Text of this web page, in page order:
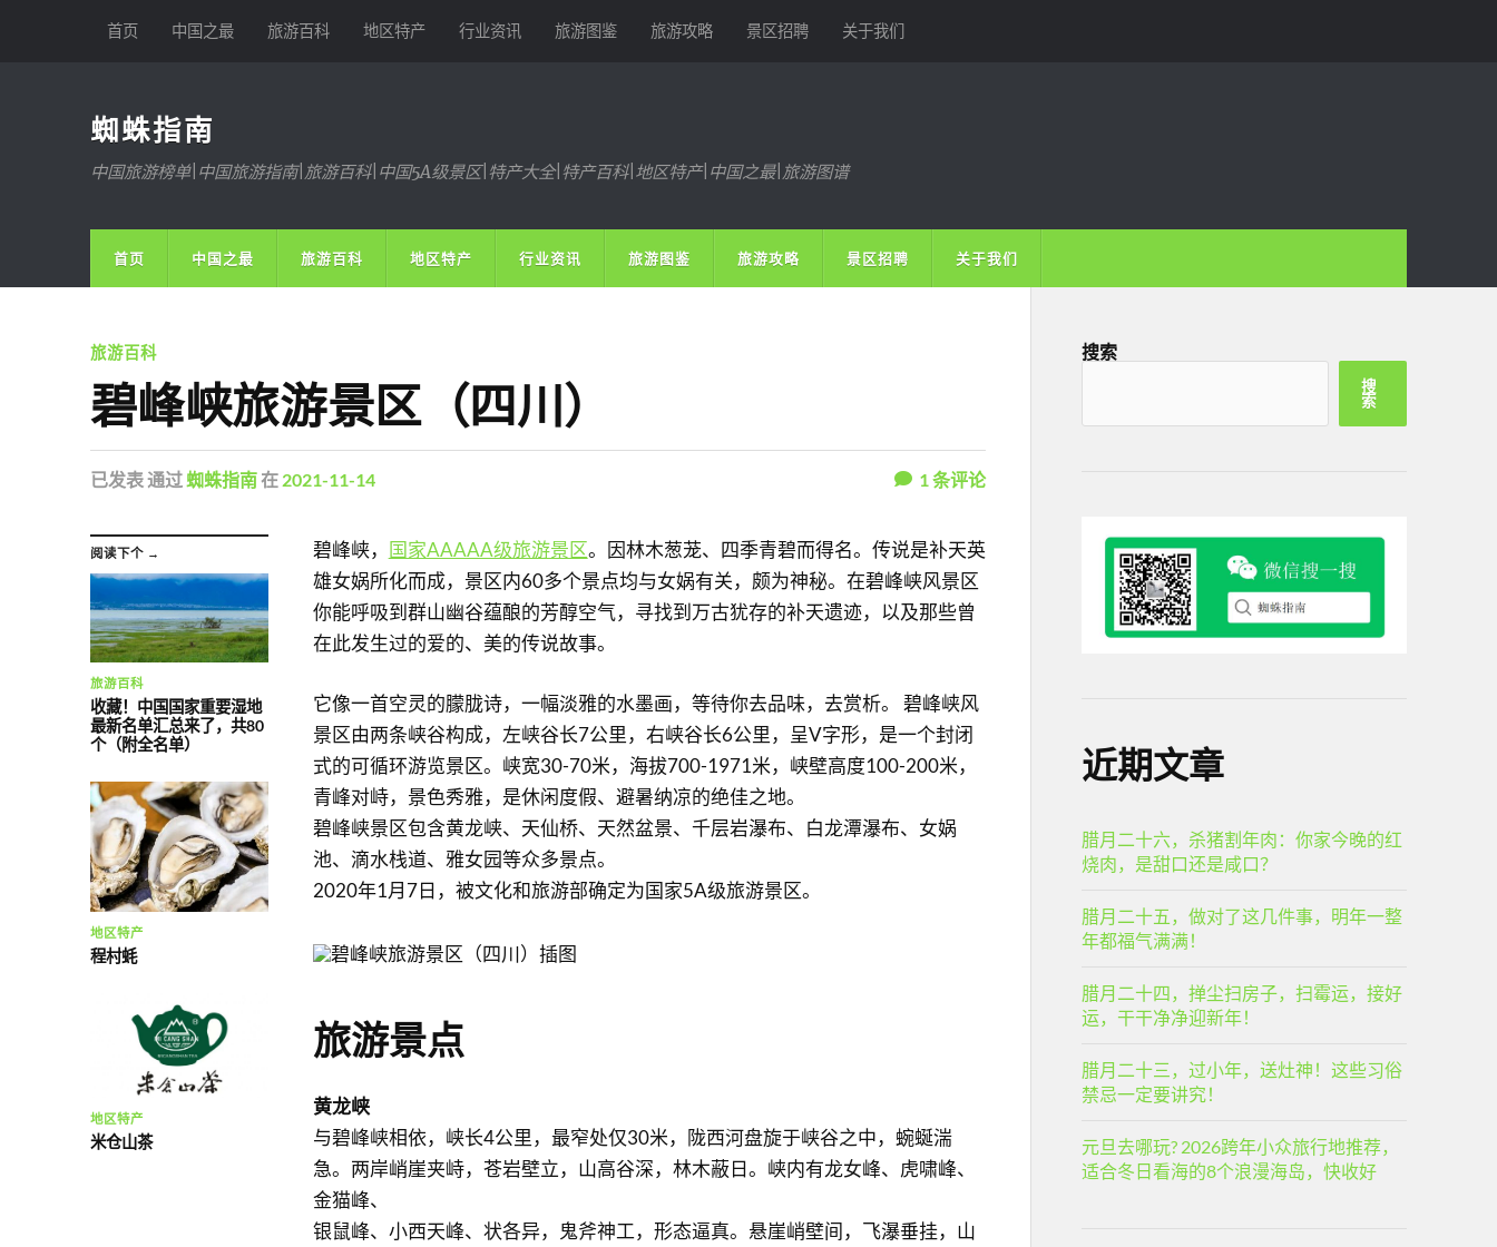
首页 中国之最 旅游百科 地区特产 行业资讯 旅游图鉴 旅游攻略 景区招聘 关于我们
蜘蛛指南
中国旅游榜单|中国旅游指南|旅游百科|中国5A级景区|特产大全|特产百科|地区特产|中国之最|旅游图谱
首页 中国之最 旅游百科 地区特产 行业资讯 旅游图鉴 旅游攻略 景区招聘 关于我们
旅游百科
碧峰峡旅游景区（四川）
已发表通过蜘蛛指南在 2021-11-14 1条评论
阅读下个 →
旅游百科
收藏！中国国家重要湿地
最新名单汇总来了，共80
个（附全名单）
地区特产
程村蚝
地区特产
米仓山茶
碧峰峡， 国家AAAAA级旅游景区。因林木葱茏、四季青碧而得名。传说是补天英
雄女娲所化而成，景区内60多个景点均与女娲有关，颇为神秘。在碧峰峡风景区
你能呼吸到群山幽谷蕴酿的芳醇空气，寻找到万古犹存的补天遗迹，以及那些曾
在此发生过的爱的、美的传说故事。
它像一首空灵的朦胧诗，一幅淡雅的水墨画，等待你去品味，去赏析。 碧峰峡风
景区由两条峡谷构成，左峡谷长7公里，右峡谷长6公里，呈V字形，是一个封闭
式的可循环游览景区。峡宽30-70米，海拔700-1971米，峡壁高度100-200米，
青峰对峙，景色秀雅，是休闲度假、避暑纳凉的绝佳之地。
碧峰峡景区包含黄龙峡、天仙桥、天然盆景、千层岩瀑布、白龙潭瀑布、女娲
池、滴水栈道、雅女园等众多景点。
2020年1月7日，被文化和旅游部确定为国家5A级旅游景区。
旅游景点
黄龙峡
与碧峰峡相依，峡长4公里，最窄处仅30米，陇西河盘旋于峡谷之中，蜿蜒湍
急。两岸峭崖夹峙，苍岩壁立，山高谷深，林木蔽日。峡内有龙女峰、虎啸峰、
金猫峰、
银鼠峰、小西天峰、状各异，鬼斧神工，形态逼真。悬崖峭壁间，飞瀑垂挂，山
搜索
搜
索
近期文章
腊月二十六，杀猪割年肉：你家今晚的红
烧肉，是甜口还是咸口？
腊月二十五，做对了这几件事，明年一整
年都福气满满！
腊月二十四，掸尘扫房子，扫霉运，接好
运，干干净净迎新年！
腊月二十三，过小年，送灶神！这些习俗
禁忌一定要讲究！
元旦去哪玩? 2026跨年小众旅行地推荐，
适合冬日看海的8个浪漫海岛，快收好